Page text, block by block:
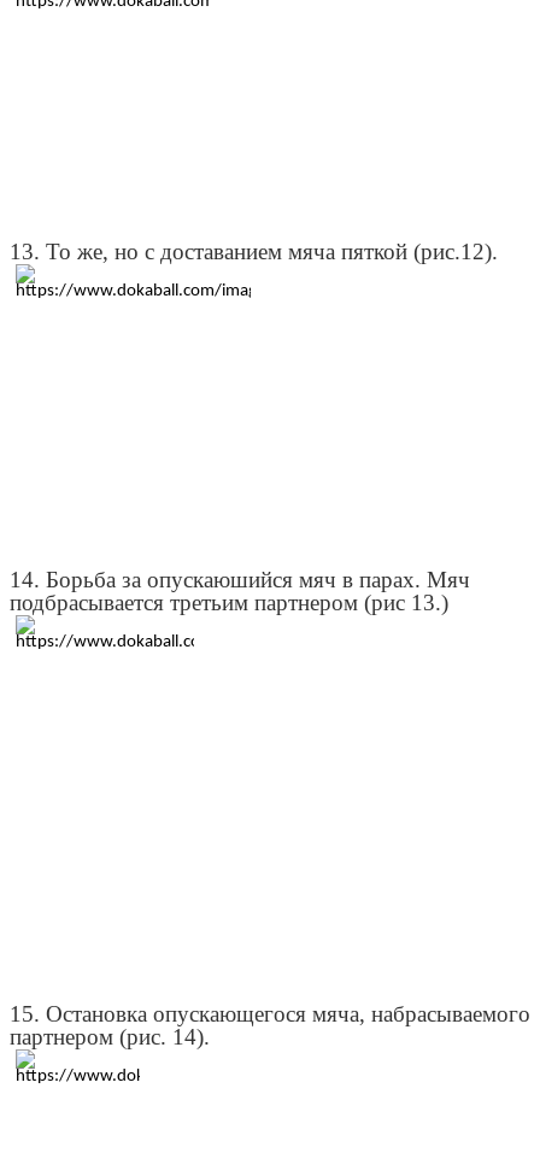
13. То же, но с доставанием мяча пяткой (рис.12).
14. Борьба за опускаюшийся мяч в парах. Мяч
подбрасывается третьим партнером (рис 13.)
15. Остановка опускающегося мяча, набрасываемого
партнером (рис. 14).